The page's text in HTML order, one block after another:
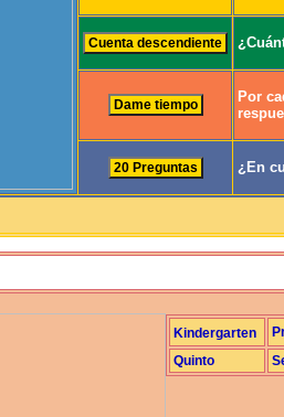
Por
¿En
Kindergarten
Quinto